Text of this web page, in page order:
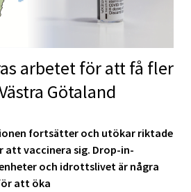
arbetet för att få fler
Götaland
fortsätter och utökar riktade
vaccinera sig. Drop-in-
och idrottslivet är några
att öka